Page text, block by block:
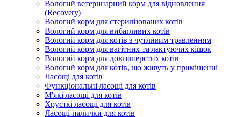
Вологий ветеринарний корм для відновлення
(Recovery)
Вологий корм для стерилізованих котів
Вологий корм для вибагливих котів
Вологий корм для котів з чутливим травленням
Вологий корм для вагітних та лактуючих кішок
Вологий корм для довгошерстих котів
Вологий корм для котів, що живуть у приміщенні
Ласощі для котів
Функціональні ласощі для котів
М'які ласощі для котів
Хрусткі ласощі для котів
Ласощі-палички для котів